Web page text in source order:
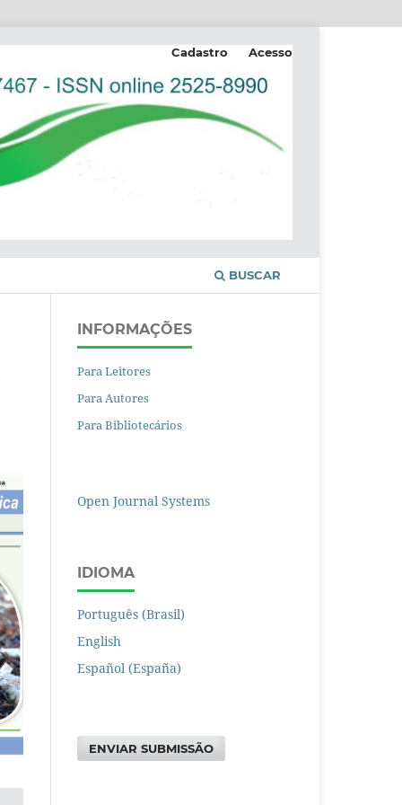
BUSCAR
Cadastro Acesso
INFORMAÇÕES
Para Leitores
Para Autores
Para Bibliotecários
Open Journal Systems
IDIOMA
Português (Brasil)
English
Español (España)
ENVIAR SUBMISSÃO